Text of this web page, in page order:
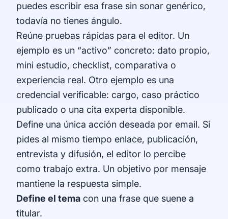
puedes escribir esa frase sin sonar genérico,
todavía no tienes ángulo.
Reúne pruebas rápidas para el editor. Un
ejemplo es un “activo” concreto: dato propio,
mini estudio, checklist, comparativa o
experiencia real. Otro ejemplo es una
credencial verificable: cargo, caso práctico
publicado o una cita experta disponible.
Define una única acción deseada por email. Si
pides al mismo tiempo enlace, publicación,
entrevista y difusión, el editor lo percibe
como trabajo extra. Un objetivo por mensaje
mantiene la respuesta simple.
Define el tema con una frase que suene a
titular.